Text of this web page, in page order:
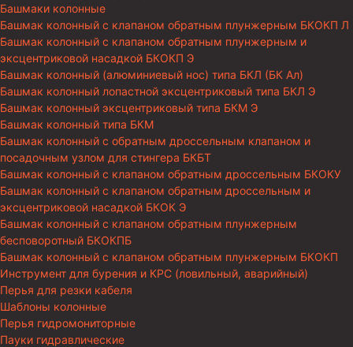
Башмаки колонные
Башмак колонный с клапаном обратным плунжерным БКОКП Л
Башмак колонный с клапаном обратным плунжерным и
эксцентриковой насадкой БКОКП Э
Башмак колонный (алюминиевый нос) типа БКЛ (БК Ал)
Башмак колонный лопастной эксцентриковый типа БКЛ Э
Башмак колонный эксцентриковый типа БКМ Э
Башмак колонный типа БКМ
Башмак колонный с обратным дроссельным клапаном и
посадочным узлом для стингера БКБТ
Башмак колонный с клапаном обратным дроссельным БКОКУ
Башмак колонный с клапаном обратным дроссельным и
эксцентриковой насадкой БКОК Э
Башмак колонный с клапаном обратным плунжерным
бесповоротный БКОКПБ
Башмак колонный с клапаном обратным плунжерным БКОКП
Инструмент для бурения и КРС (ловильный, аварийный)
Перья для резки кабеля
Шаблоны колонные
Перья гидромониторные
Пауки гидравлические